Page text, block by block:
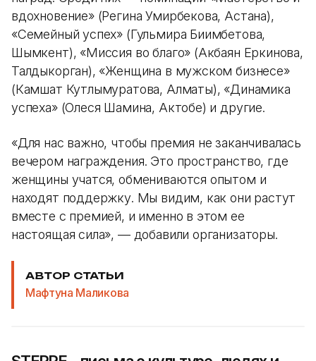
вдохновение» (Регина Умирбекова, Астана),
«Семейный успех» (Гульмира Биимбетова,
Шымкент), «Миссия во благо» (Акбаян Еркинова,
Талдыкорган), «Женщина в мужском бизнесе»
(Камшат Кутлымуратова, Алматы), «Динамика
успеха» (Олеся Шамина, Актобе) и другие.
«Для нас важно, чтобы премия не заканчивалась
вечером награждения. Это пространство, где
женщины учатся, обмениваются опытом и
находят поддержку. Мы видим, как они растут
вместе с премией, и именно в этом ее
настоящая сила», — добавили организаторы.
АВТОР СТАТЬИ
Мафтуна Маликова